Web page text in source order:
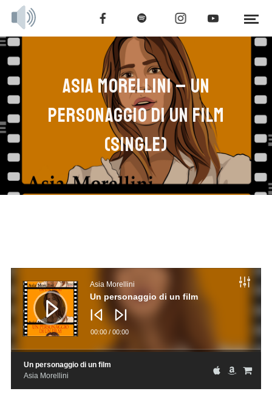
ASIA MORELLINI – UN
PERSONAGGIO DI UN FILM
(SINGLE)
Audio
Asia Morellini
Un personaggio di un film
00:00/ 00:00
Un personaggio di un film
Asia Morellini